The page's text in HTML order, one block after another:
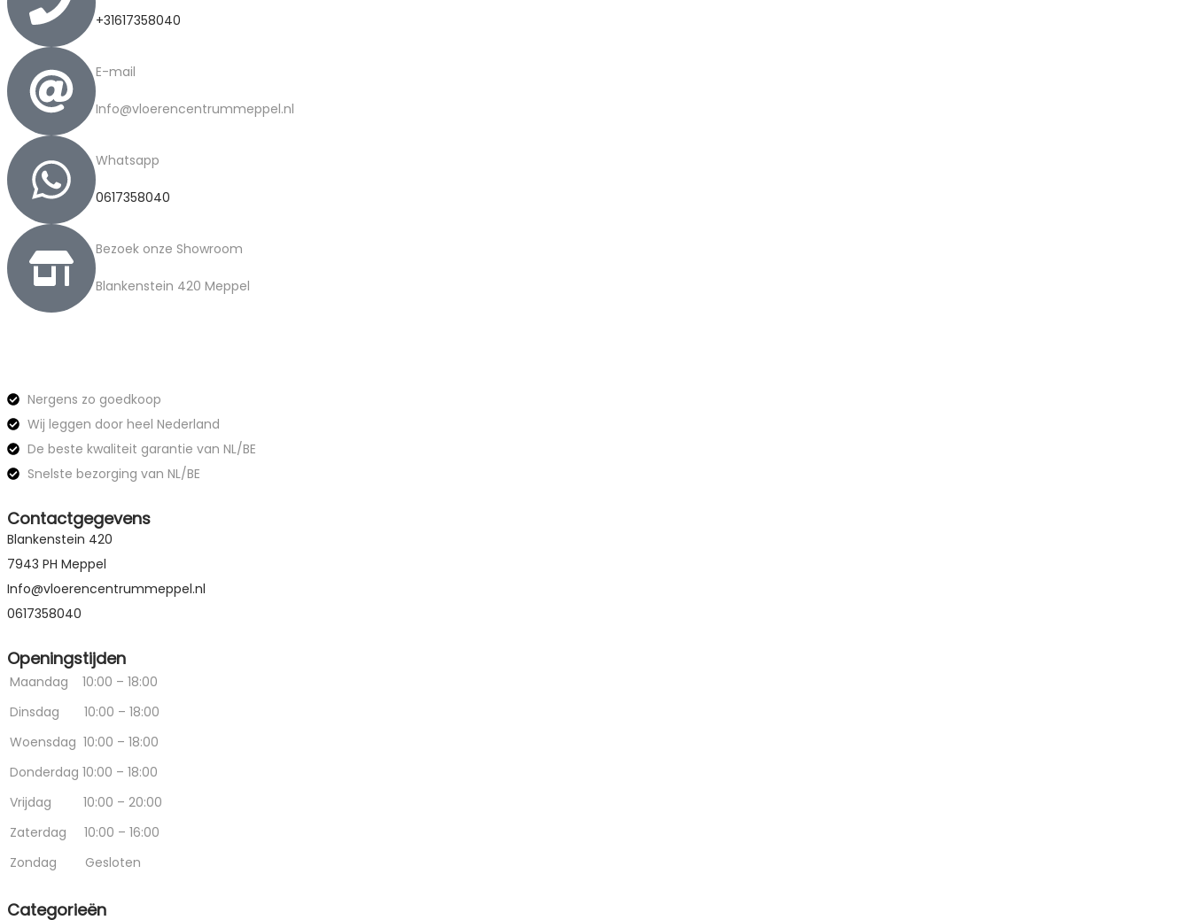
+31617358040
E-mail
Info@vloerencentrummeppel.nl
Whatsapp
0617358040
Bezoek onze Showroom
Blankenstein 420 Meppel
Nergens zo goedkoop
Wij leggen door heel Nederland
De beste kwaliteit garantie van NL/BE
Snelste bezorging van NL/BE
Contactgegevens
Blankenstein 420
7943 PH Meppel
Info@vloerencentrummeppel.nl
0617358040
Openingstijden
Maandag
10:00 – 18:00
Dinsdag
10:00 – 18:00
Woensdag 10:00 – 18:00
Donderdag 10:00 – 18:00
Vrijdag
10:00 – 20:00
Zaterdag
10:00 – 16:00
Zondag
Gesloten
Categorieën